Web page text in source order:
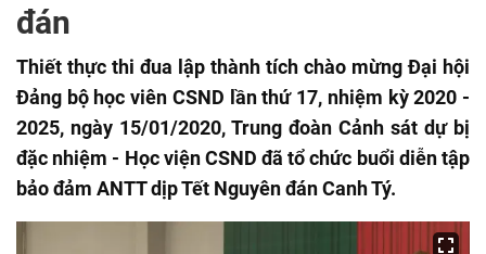
đán
Thiết thực thi đua lập thành tích chào mừng Đại hội
Đảng bộ học viên CSND lần thứ 17, nhiệm kỳ 2020 -
2025, ngày 15/01/2020, Trung đoàn Cảnh sát dự bị
đặc nhiệm - Học viện CSND đã tổ chức buổi diễn tập
bảo đảm ANTT dịp Tết Nguyên đán Canh Tý.